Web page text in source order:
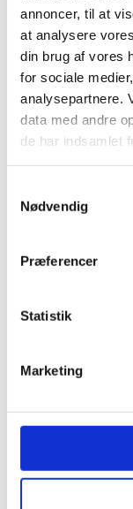
annoncer, til at
at analysere
din brug af vores
for sociale
analysepartnere.
data med andre
de har indsamlet
Nødvendig
Præferencer
Statistik
Marketing
PFC-106371
Nash
med hvid
farvet greb
refill)
+ 4
Fra DKK
DKK 1,25 inkl.
PFC-106296
genvundet
Fra DKK